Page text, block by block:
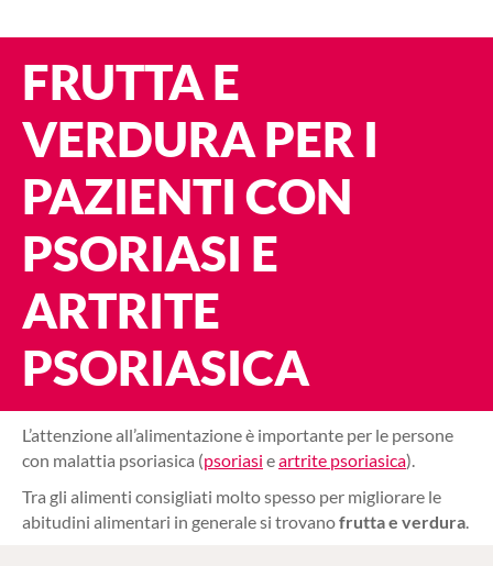
FRUTTA E
VERDURA PER I
PAZIENTI CON
PSORIASI E
ARTRITE
PSORIASICA
L’attenzione all’alimentazione è importante per le persone
con malattia psoriasica (psoriasi eartrite psoriasica).
Tra gli alimenti consigliati molto spesso per migliorare le
abitudini alimentari in generale si trovanofrutta e verdura.